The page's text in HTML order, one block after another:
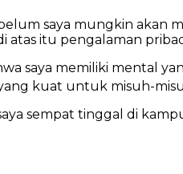
saya mungkin akan
itu pengalaman
saya memiliki mental
kuat untuk misuh-
sempat tinggal di